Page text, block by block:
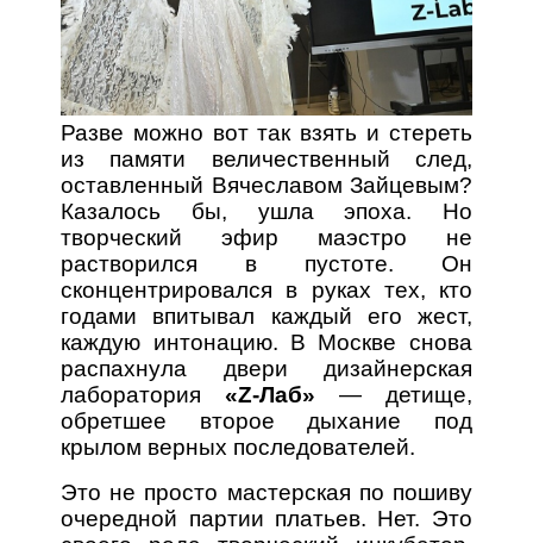
Разве можно вот так взять и стереть
из памяти величественный след,
оставленный Вячеславом Зайцевым?
Казалось бы, ушла эпоха. Но
творческий эфир маэстро не
растворился в пустоте. Он
сконцентрировался в руках тех, кто
годами впитывал каждый его жест,
каждую интонацию. В Москве снова
распахнула двери дизайнерская
лаборатория«Z-Лаб» — детище,
обретшее второе дыхание под
крылом верных последователей.
Это не просто мастерская по пошиву
очередной партии платьев. Нет. Это